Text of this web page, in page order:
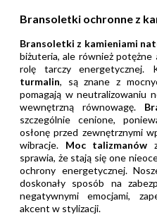
Bransoletki ochronne z
Bransoletki z kamieniami
biżuteria, ale również potężne
rolę tarczy energetycznej.
turmalin, są znane z
pomagają w neutralizowaniu
wewnętrzną równowagę.
szczególnie cenione,
osłonę przed zewnętrznymi
wibracje. Moc talizmanów
sprawia, że stają się one
ochrony energetycznej.
doskonały sposób na
negatywnymi emocjami,
akcent w stylizacji.